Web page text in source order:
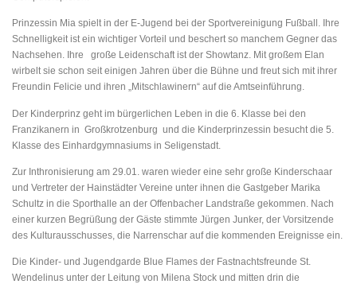
Prinzessin Mia spielt in der E-Jugend bei der Sportvereinigung Fußball. Ihre
Schnelligkeit ist ein wichtiger Vorteil und beschert so manchem Gegner das
Nachsehen. Ihre große Leidenschaft ist der Showtanz. Mit großem Elan
wirbelt sie schon seit einigen Jahren über die Bühne und freut sich mit ihrer
Freundin Felicie und ihren „Mitschlawinern“ auf die Amtseinführung.
Der Kinderprinz geht im bürgerlichen Leben in die 6. Klasse bei den
Franzikanern in Großkrotzenburg und die Kinderprinzessin besucht die 5.
Klasse des Einhardgymnasiums in Seligenstadt.
Zur Inthronisierung am 29.01. waren wieder eine sehr große Kinderschaar
und Vertreter der Hainstädter Vereine unter ihnen die Gastgeber Marika
Schultz in die Sporthalle an der Offenbacher Landstraße gekommen. Nach
einer kurzen Begrüßung der Gäste stimmte Jürgen Junker, der Vorsitzende
des Kulturausschusses, die Narrenschar auf die kommenden Ereignisse ein.
Die Kinder- und Jugendgarde Blue Flames der Fastnachtsfreunde St.
Wendelinus unter der Leitung von Milena Stock und mitten drin die